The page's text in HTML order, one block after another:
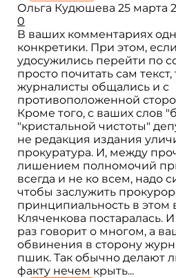
Ольга Кудюшева 25 марта
0
В ваших комментариях
конкретики. При этом,
удосужились перейти по
просто почитать сам
журналисты общались и с
противоположенной
Кроме того, с ваших слов
"кристальной чистоты"
не редакция издания
прокуратура. И, между
лишением полномочий
всегда и не ко всем, надо
чтобы заслужить
принципиальность в этом
Кляченкова постаралась. И
раз говорит о многом, а
обвинения в сторону
пшик. Так обычно делают
факту нечем крыть...